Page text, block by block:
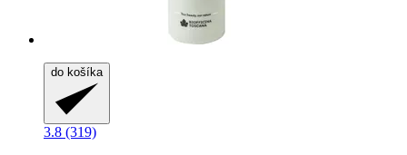
do košíka
3.8 (319)